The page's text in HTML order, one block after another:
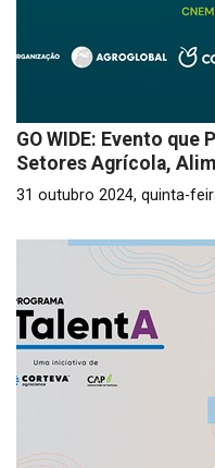
GO WIDE: Evento
Setores Agrícola,
31 outubro 2024, quinta-